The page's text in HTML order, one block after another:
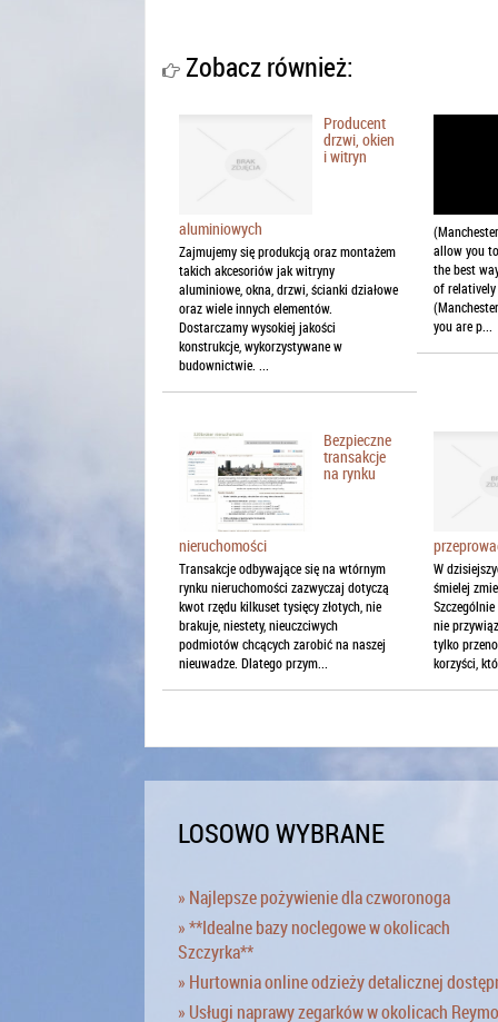
Zobacz również:
Producent
drzwi, okien
i witryn
aluminiowych
Zajmujemy się produkcją oraz montażem
takich akcesoriów jak witryny
aluminiowe, okna, drzwi, ścianki działowe
oraz wiele innych elementów.
Dostarczamy wysokiej jakości
konstrukcje, wykorzystywane w
budownictwie. ...
allow you
the best
of
you are p...
Bezpieczne
transakcje
na rynku
nieruchomości
Transakcje odbywające się na wtórnym
rynku nieruchomości zazwyczaj dotyczą
kwot rzędu kilkuset tysięcy złotych, nie
brakuje, niestety, nieuczciwych
podmiotów chcących zarobić na naszej
nieuwadze. Dlatego przym...
W
śmielej
nie
tylko
korzyści,
LOSOWO WYBRANE
» Najlepsze pożywienie dla czworonoga
» **Idealne bazy noclegowe w okolicach
Szczyrka**
» Hurtownia online odzieży detalicznej
» Usługi naprawy zegarków w okolicach